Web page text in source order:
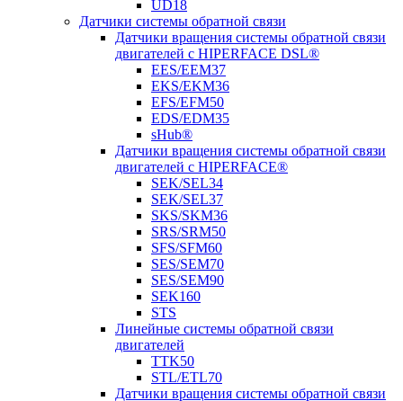
UD18
Датчики системы обратной связи
Датчики вращения системы обратной связи
двигателей с HIPERFACE DSL®
EES/EEM37
EKS/EKM36
EFS/EFM50
EDS/EDM35
sHub®
Датчики вращения системы обратной связи
двигателей с HIPERFACE®
SEK/SEL34
SEK/SEL37
SKS/SKM36
SRS/SRM50
SFS/SFM60
SES/SEM70
SES/SEM90
SEK160
STS
Линейные системы обратной связи
двигателей
TTK50
STL/ETL70
Датчики вращения системы обратной связи